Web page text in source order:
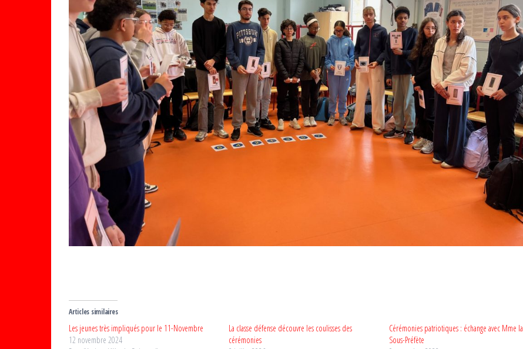
Articles similaires
Les jeunes très impliqués pour le 11-Novembre
12 novembre 2024
La classe défense découvre les coulisses des
cérémonies
Cérémonies patriotiques : échange avec Mme la
Sous-Préfète